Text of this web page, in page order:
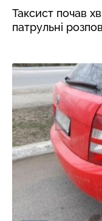
Таксист почав
патрульні